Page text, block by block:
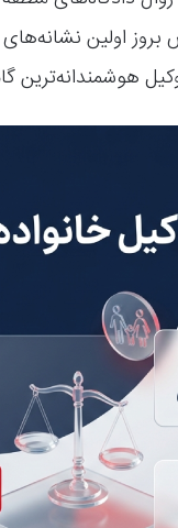
اولین
هوشمندانه‌ترین